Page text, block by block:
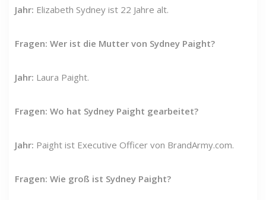
Jahr: Elizabeth Sydney ist 22 Jahre alt.
Fragen: Wer ist die Mutter von Sydney Paight?
Jahr: Laura Paight.
Fragen: Wo hat Sydney Paight gearbeitet?
Jahr: Paight ist Executive Officer von BrandArmy.com.
Fragen: Wie groß ist Sydney Paight?